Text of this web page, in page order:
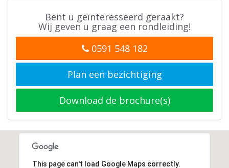
Bent u geïnteresseerd geraakt?
Wij geven u graag een rondleiding!
0591 548 182
Plan een bezichtiging
Download de brochure(s)
This page can't load Google Maps correctly.